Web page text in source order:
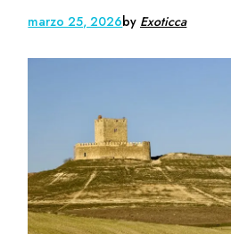
marzo 25, 2026by Exoticca